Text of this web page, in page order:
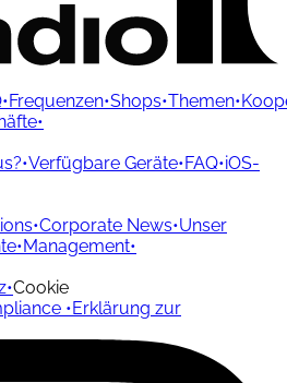
•Frequenzen•Shops•Themen•
•
•Verfügbare Geräte•FAQ•iOS-
•Corporate News•Unser
•Management•
•Cookie
•Erklärung zur